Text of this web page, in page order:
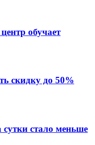
обучает
скидку до 50%
стало меньше